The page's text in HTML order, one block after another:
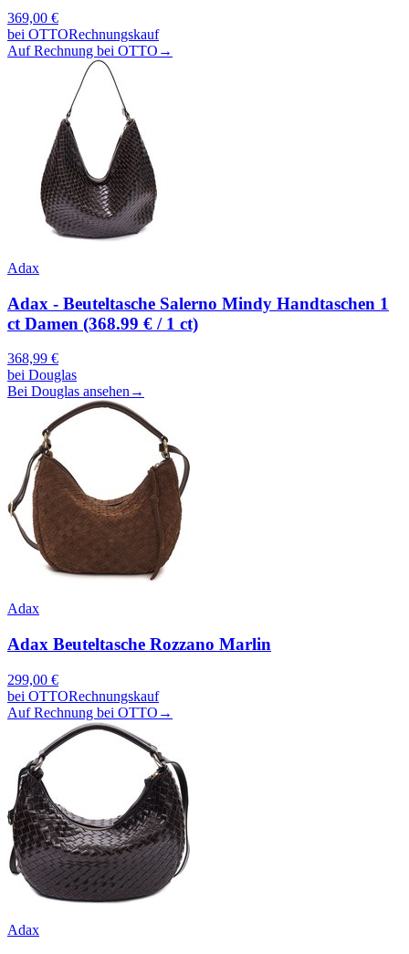
369,00 €
bei OTTORechnungskauf
Auf Rechnung bei OTTO →
Adax
Adax - Beuteltasche Salerno Mindy Handtaschen 1
ct Damen (368.99 € / 1 ct)
368,99 €
bei Douglas
Bei Douglas ansehen →
Adax
Adax Beuteltasche Rozzano Marlin
299,00 €
bei OTTORechnungskauf
Auf Rechnung bei OTTO →
Adax